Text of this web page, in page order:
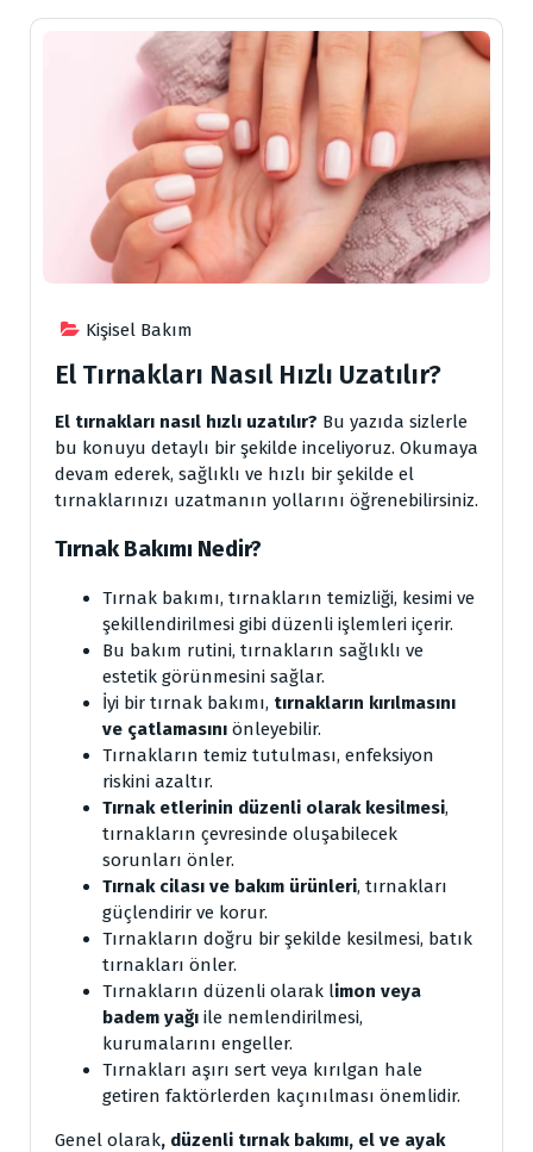
Kişisel Bakım
El Tırnakları Nasıl Hızlı Uzatılır?
El tırnakları nasıl hızlı uzatılır? Bu yazıda sizlerle
bu konuyu detaylı bir şekilde inceliyoruz. Okumaya
devam ederek, sağlıklı ve hızlı bir şekilde el
tırnaklarınızı uzatmanın yollarını öğrenebilirsiniz.
Tırnak Bakımı Nedir?
Tırnak bakımı, tırnakların temizliği, kesimi ve
şekillendirilmesi gibi düzenli işlemleri içerir.
Bu bakım rutini, tırnakların sağlıklı ve
estetik görünmesini sağlar.
İyi bir tırnak bakımı, tırnakların kırılmasını
ve çatlamasını önleyebilir.
Tırnakların temiz tutulması, enfeksiyon
riskini azaltır.
Tırnak etlerinin düzenli olarak kesilmesi,
tırnakların çevresinde oluşabilecek
sorunları önler.
Tırnak cilası ve bakım ürünleri, tırnakları
güçlendirir ve korur.
Tırnakların doğru bir şekilde kesilmesi, batık
tırnakları önler.
Tırnakların düzenli olarak limon veya
badem yağı ile nemlendirilmesi,
kurumalarını engeller.
Tırnakları aşırı sert veya kırılgan hale
getiren faktörlerden kaçınılması önemlidir.
Genel olarak, düzenli tırnak bakımı, el ve ayak